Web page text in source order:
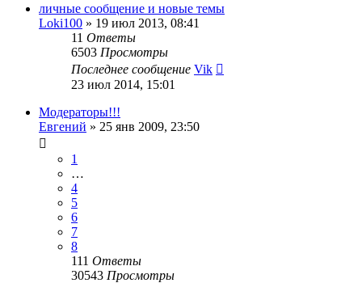
личные сообщение и новые темы
Loki100 » 19 июл 2013, 08:41
11 Ответы
6503 Просмотры
Последнее сообщение Vik
23 июл 2014, 15:01
Модераторы!!!
Евгений » 25 янв 2009, 23:50
1
…
4
5
6
7
8
111 Ответы
30543 Просмотры